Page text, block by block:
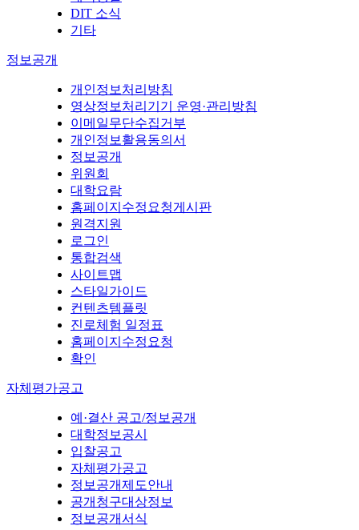
DIT 소식
기타
정보공개
개인정보처리방침
영상정보처리기기 운영·관리방침
이메일무단수집거부
개인정보활용동의서
정보공개
위원회
대학요람
홈페이지수정요청게시판
원격지원
로그인
통합검색
사이트맵
스타일가이드
컨텐츠템플릿
진로체험 일정표
홈페이지수정요청
확인
자체평가공고
예·결산 공고/정보공개
대학정보공시
입찰공고
자체평가공고
정보공개제도안내
공개청구대상정보
정보공개서식